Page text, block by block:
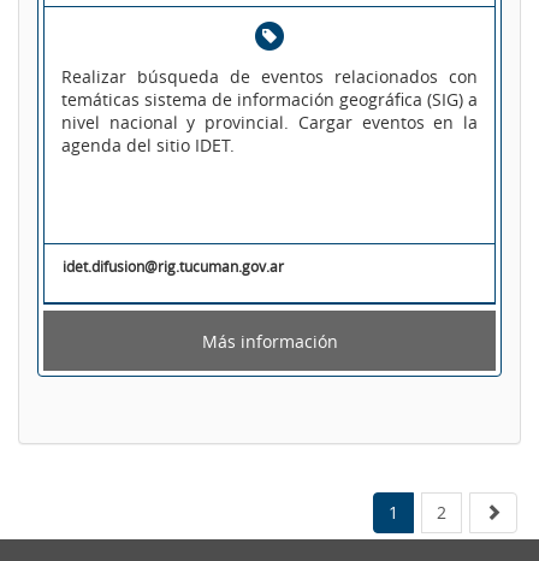
Realizar búsqueda de eventos relacionados con
temáticas sistema de información geográfica (SIG) a
nivel nacional y provincial. Cargar eventos en la
agenda del sitio IDET.
idet.difusion@rig.tucuman.gov.ar
Más información
1 2